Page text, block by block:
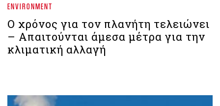
ENVIRONMENT
Ο χρόνος για τον πλανήτη τελειώνει
– Απαιτούνται άμεσα μέτρα για την
κλιματική αλλαγή